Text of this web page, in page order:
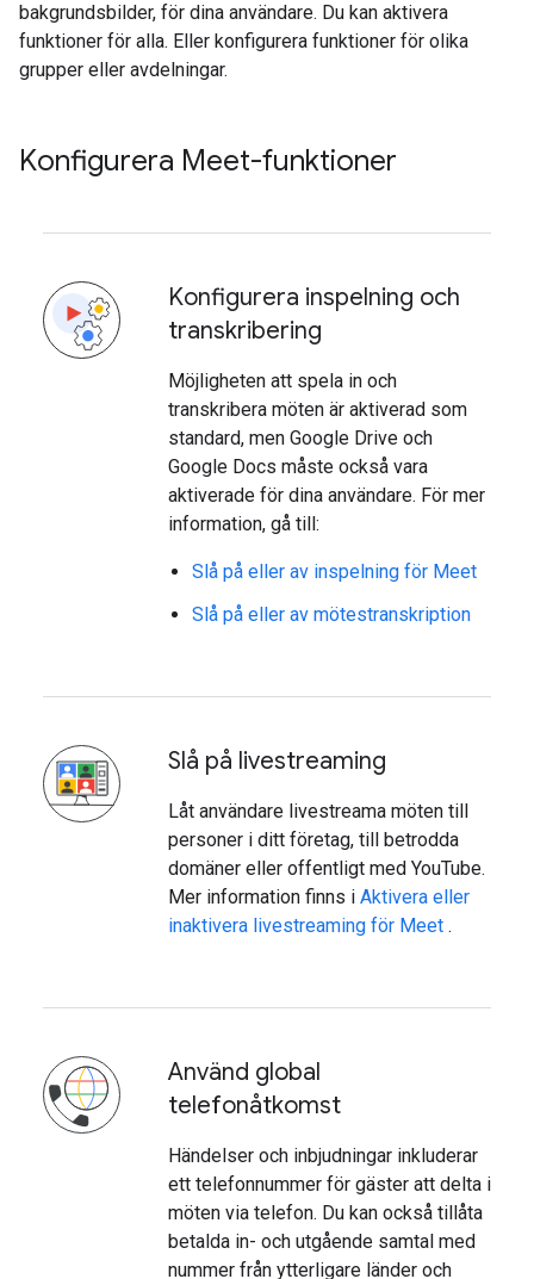
bakgrundsbilder, för dina användare. Du kan aktivera
funktioner för alla. Eller konfigurera funktioner för olika
grupper eller avdelningar.
Konfigurera Meet-funktioner
Konfigurera inspelning och
transkribering
Möjligheten att spela in och
transkribera möten är aktiverad som
standard, men Google Drive och
Google Docs måste också vara
aktiverade för dina användare. För mer
information, gå till:
Slå på eller av inspelning för Meet
Slå på eller av mötestranskription
Slå på livestreaming
Låt användare livestreama möten till
personer i ditt företag, till betrodda
domäner eller offentligt med YouTube.
Mer information finns i Aktivera eller
inaktivera livestreaming för Meet .
Använd global
telefonåtkomst
Händelser och inbjudningar inkluderar
ett telefonnummer för gäster att delta i
möten via telefon. Du kan också tillåta
betalda in- och utgående samtal med
nummer från ytterligare länder och